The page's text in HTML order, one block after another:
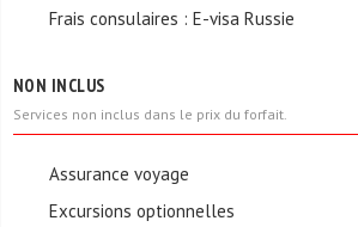
Frais consulaires : E-visa Russie
NON INCLUS
Services non inclus dans le prix du forfait.
Assurance voyage
Excursions optionnelles